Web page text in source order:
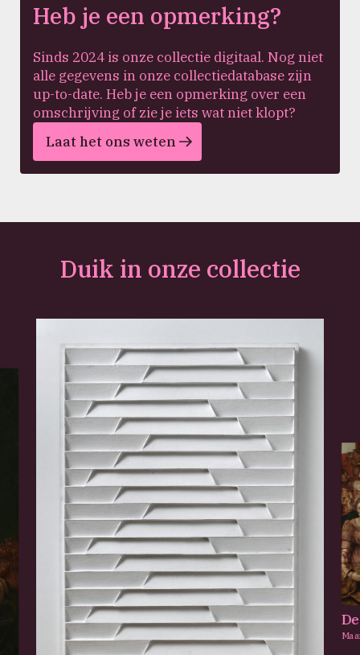
Heb je een opmerking?
Sinds 2024 is onze collectie digitaal. Nog niet
alle gegevens in onze collectiedatabase zijn
up-to-date. Heb je een opmerking over een
omschrijving of zie je iets wat niet klopt?
Laat het ons weten
Duik in onze collectie